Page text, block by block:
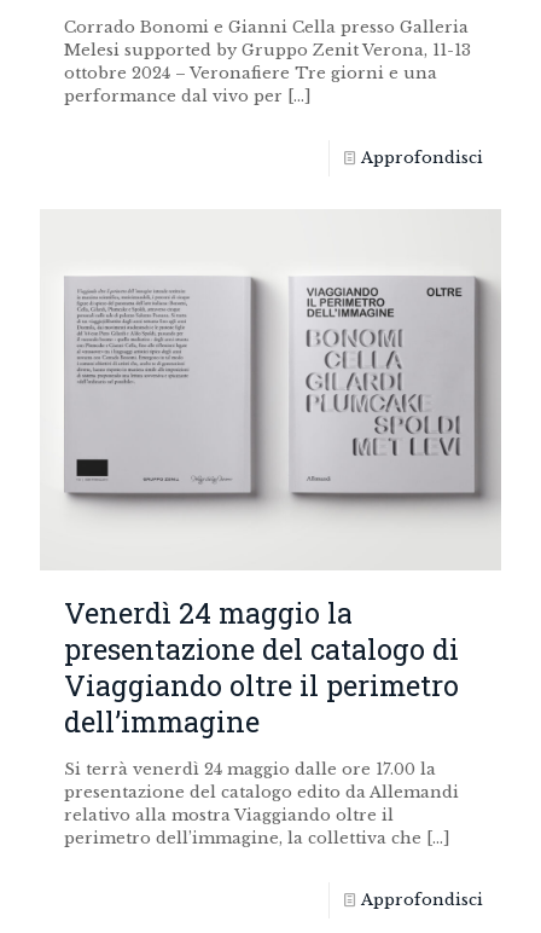
Corrado Bonomi e Gianni Cella presso Galleria
Melesi supported by Gruppo Zenit Verona, 11-13
ottobre 2024 – Veronafiere Tre giorni e una
performance dal vivo per […]
Approfondisci
Venerdì 24 maggio la
presentazione del catalogo di
Viaggiando oltre il perimetro
dell’immagine
Si terrà venerdì 24 maggio dalle ore 17.00 la
presentazione del catalogo edito da Allemandi
relativo alla mostra Viaggiando oltre il
perimetro dell’immagine, la collettiva che […]
Approfondisci